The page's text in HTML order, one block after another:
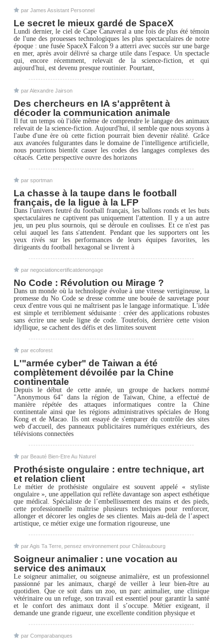
par James Assistant Personnel
Le secret le mieux gardé de SpaceX
Lundi dernier, le ciel de Cape Canaveral a une fois de plus été témoin
de l'une des prouesses technologiques les plus spectaculaires de notre
époque : une fusée SpaceX Falcon 9 a atterri avec succès sur une barge
en mer, après avoir délivré sa charge utile dans l'espace. Un spectacle
qui, encore récemment, relevait de la science-fiction, et qui
aujourd'hui, est devenu presque routinier. Pourtant,
par Alexandre Jairson
Des chercheurs en IA s'apprêtent à
décoder la communication animale
Il fut un temps où l'idée même de comprendre le langage des animaux
relevait de la science-fiction. Aujourd'hui, il semble que nous soyons à
l'aube d'une ère où cette fiction pourrait bien devenir réalité. Grâce
aux avancées fulgurantes dans le domaine de l'intelligence artificielle,
nous pourrions bientôt casser les codes des langages complexes des
cétacés. Cette perspective ouvre des horizons
par sportman
La chasse à la taupe dans le football
français, de la ligue à la LFP
Dans l'univers feutré du football français, les ballons ronds et les buts
spectaculaires ne captivent pas uniquement l'attention. Il y a un autre
jeu, un peu plus sournois, qui se déroule en coulisses. Et ce n'est pas
celui auquel les fans s'attendent. Pendant que les supporters ont les
yeux rivés sur les performances de leurs équipes favorites, les
dirigeants du football hexagonal se livrent à
par negociationcertificatdenongage
No Code : Révolution ou Mirage ?
Dans un monde où la technologie évolue à une vitesse vertigineuse, la
promesse du No Code se dresse comme une bouée de sauvetage pour
ceux d'entre vous qui ne maîtrisent pas le langage informatique. L'idée
est simple et terriblement séduisante : créer des applications robustes
sans écrire une seule ligne de code. Toutefois, derrière cette vision
idyllique, se cachent des défis et des limites souvent
par ecoforest
L'"armée cyber" de Taiwan a été
complètement dévoilée par la Chine
continentale
Depuis le début de cette année, un groupe de hackers nommé
"Anonymous 64" dans la région de Taiwan, Chine, a effectué de
manière répétée des attaques informatiques contre la Chine
continentale ainsi que les régions administratives spéciales de Hong
Kong et de Macao. Ils ont essayé de s'emparer du contrôle des sites
web d'accueil, des panneaux publicitaires numériques extérieurs, des
télévisions connectées
par Beauté Bien-Etre Au Naturel
Prothésiste ongulaire : entre technique, art
et relation client
Le métier de prothésiste ongulaire est souvent appelé « styliste
ongulaire », une appellation qui reflète davantage son aspect esthétique
que médical. Spécialiste de l’embellissement des mains et des pieds,
cette professionnelle maîtrise plusieurs techniques pour renforcer,
allonger et décorer les ongles de ses clientes. Mais au-delà de l’aspect
artistique, ce métier exige une formation rigoureuse, une
par Agis Ta Terre, pensez environnement pour Châteaubourg
Soigneur animalier : une vocation au
service des animaux
Le soigneur animalier, ou soigneuse animalière, est un professionnel
passionné par les animaux, chargé de veiller à leur bien-être au
quotidien. Que ce soit dans un zoo, un parc animalier, une clinique
vétérinaire ou un refuge, son travail est essentiel pour garantir la santé
et le confort des animaux dont il s’occupe. Métier exigeant, il
demande une grande rigueur, une excellente condition physique et
par Comparabanques